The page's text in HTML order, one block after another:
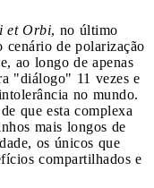
et Orbi, no último
cenário de polarização
ao longo de apenas
"diálogo" 11 vezes e
no mundo.
que esta complexa
mais longos de
os únicos que
compartilhados e